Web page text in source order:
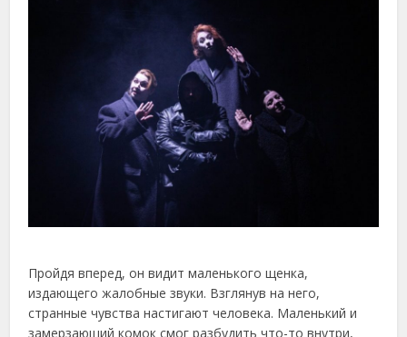
Пройдя вперед, он видит маленького щенка,
издающего жалобные звуки. Взглянув на него,
странные чувства настигают человека. Маленький и
замерзающий комок смог разбудить что-то внутри,